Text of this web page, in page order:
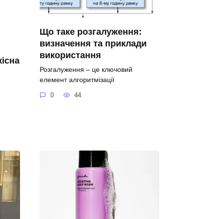
Що таке розгалуження:
визначення та приклади
використання
Розгалуження – це ключовий
елемент алгоритмізації
0 44